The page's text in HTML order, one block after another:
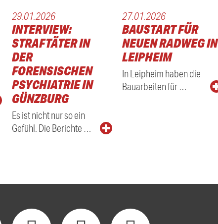
29.01.2026
INTERVIEW:
STRAFTÄTER IN
DER
FORENSISCHEN
PSYCHIATRIE IN
GÜNZBURG
Es ist nicht nur so ein
Gefühl. Die Berichte …
27.01.2026
BAUSTART FÜR
NEUEN RADWEG IN
LEIPHEIM
In Leipheim haben die
Bauarbeiten für …